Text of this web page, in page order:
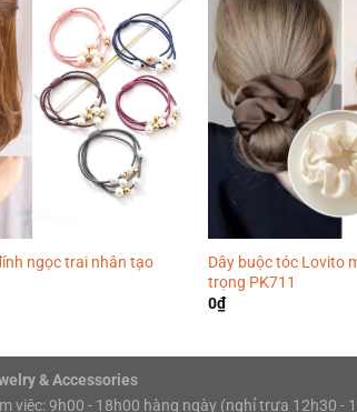
ngọc trai nhân tạo
Dây buộc tóc Lovito
trọng PK711
0₫
& Accessories
việc: 9h00 - 18h00 hàng ngày (nghỉ trưa 12h30 -